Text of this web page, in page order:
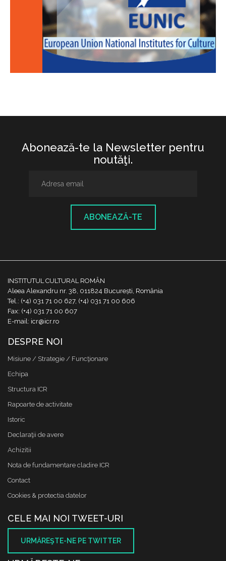
Abonează-te la Newsletter pentru
noutăţi.
ABONEAZĂ-TE
INSTITUTUL CULTURAL ROMÂN
Aleea Alexandru nr. 38, 011824 București, România
Tel.: (+4) 031 71 00 627, (+4) 031 71 00 606
Fax: (+4) 031 71 00 607
E-mail: icr@icr.ro
DESPRE NOI
Misiune / Strategie / Funcţionare
Echipa
Structura ICR
Rapoarte de activitate
Istoric
Declaraţii de avere
Achizitii
Nota de fundamentare cladire ICR
Contact
Cookies & protectia datelor
CELE MAI NOI TWEET-URI
URMĂREŞTE-NE PE TWITTER